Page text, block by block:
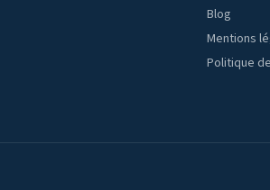
Blog
Mentions
Politique